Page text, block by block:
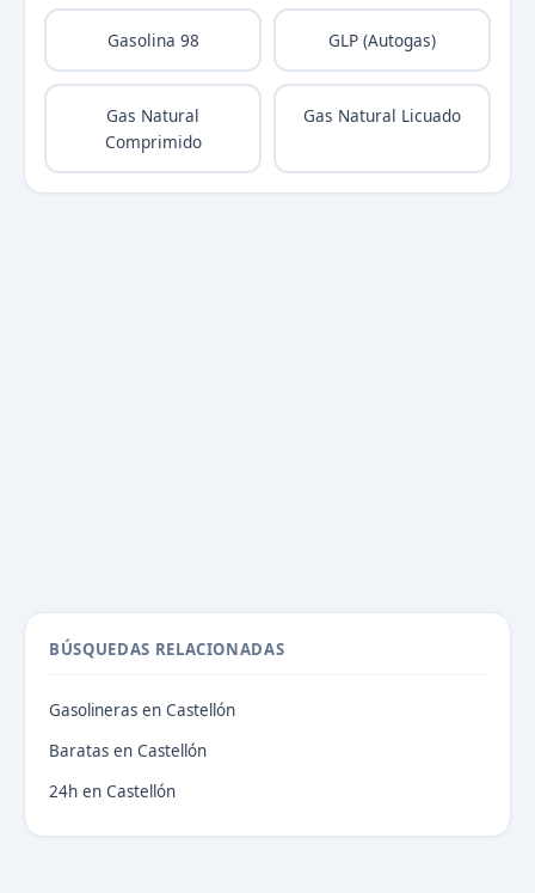
Gasolina 98 GLP (Autogas)
Gas Natural
Comprimido
Gas Natural Licuado
BÚSQUEDAS RELACIONADAS
Gasolineras en Castellón
Baratas en Castellón
24h en Castellón